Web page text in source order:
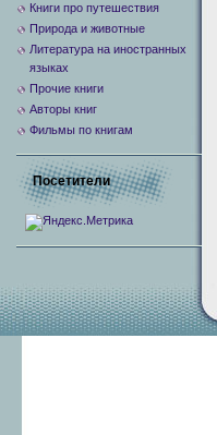
Книги про путешествия
Природа и животные
Литература на иностранных
языках
Прочие книги
Авторы книг
Фильмы по книгам
Посетители